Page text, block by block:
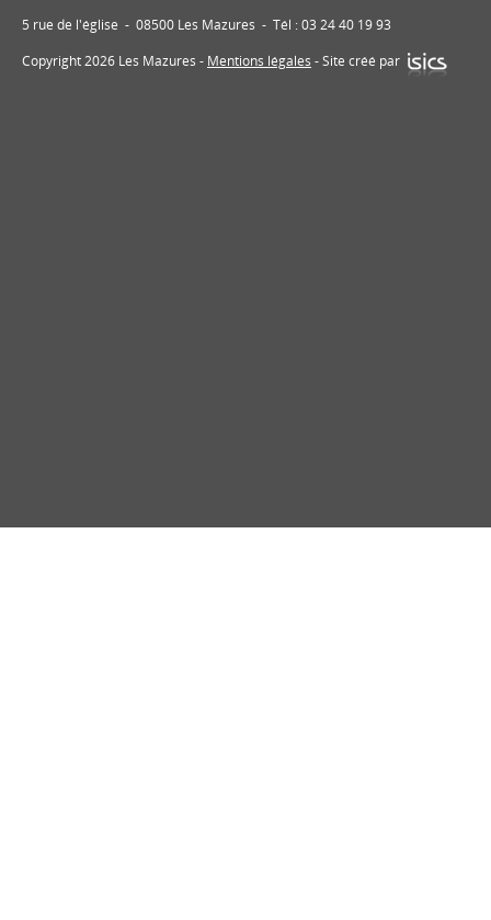
5 rue de l'église - 08500 Les Mazures - Tél : 03 24 40 19 93
Copyright 2026 Les Mazures - Mentions légales - Site créé par